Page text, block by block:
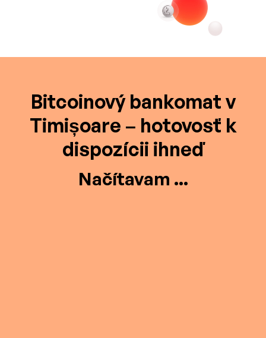
Bitcoinový bankomat v
Timișoare – hotovosť k
dispozícii ihneď
Načítavam ...